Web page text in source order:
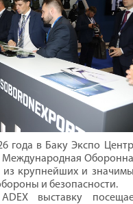
года в Баку Экспо
Международная
из крупнейших и
и безопасности.
выставку